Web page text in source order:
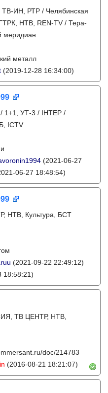
ИН, РТР / Челябинская
НТВ, REN-TV / Тера-
меридиан
металл
(2019-12-28 16:34:00)
1+1, УТ-3 / IНТЕР /
ICTV
(2021-06-27
06-27 18:48:54)
НТВ, Культура, БСТ
(2021-09-22 22:49:12)
18:58:21)
ТВ ЦЕНТР, НТВ,
doc/214783
(2016-08-21 18:21:07)